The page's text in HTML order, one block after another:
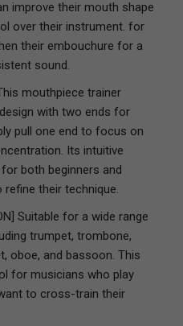
to enhance lip muscle
practicing regularly with
improve their mouth shape
over their instrument. for
their embouchure for a
sound.
mouthpiece trainer
with two ends for
pull one end to focus on
Its intuitive
both beginners and
their technique.
Suitable for a wide range
trumpet, trombone,
oboe, and bassoon. This
for musicians who play